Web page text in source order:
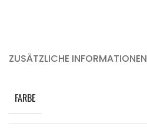
ZUSÄTZLICHE INFORMATIONEN
FARBE